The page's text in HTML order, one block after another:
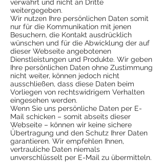
verwahrt und nicht an Dritte
weitergegeben.
Wir nutzen Ihre persönlichen Daten somit
nur für die Kommunikation mit jenen
Besuchern, die Kontakt ausdrücklich
wünschen und für die Abwicklung der auf
dieser Webseite angebotenen
Dienstleistungen und Produkte. Wir geben
Ihre persönlichen Daten ohne Zustimmung
nicht weiter, können jedoch nicht
ausschließen, dass diese Daten beim
Vorliegen von rechtswidrigem Verhalten
eingesehen werden.
Wenn Sie uns persönliche Daten per E-
Mail schicken – somit abseits dieser
Webseite – können wir keine sichere
Übertragung und den Schutz Ihrer Daten
garantieren. Wir empfehlen Ihnen,
vertrauliche Daten niemals
unverschlüsselt per E-Mail zu übermitteln.